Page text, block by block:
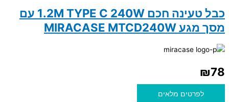
כבל טעינה חכם 1.2M TYPE C 240W עם
מסך מגע MIRACASE MTCD240W
₪78
לפרטים מלאים